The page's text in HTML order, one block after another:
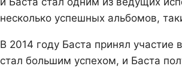
несколько успешных альбомов,
В 2014 году Баста принял
стал большим успехом, и Баста